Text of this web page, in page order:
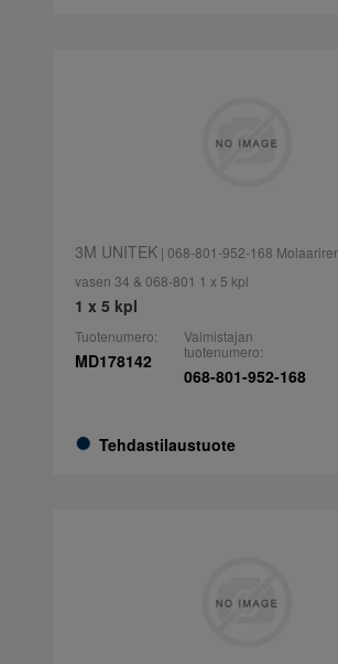
3M UNITEK| 068-801-952-168
vasen 34 & 068-801 1 x 5 kpl
1 x 5 kpl
Tuotenumero:
MD178142
Tehdastilaustuote
Valmistajan
tuotenumero:
068-801-952-168